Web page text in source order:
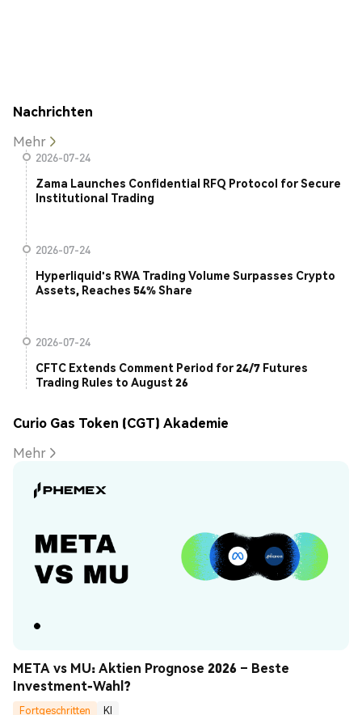
Nachrichten
Mehr
2026-07-24
Zama Launches Confidential RFQ Protocol for Secure
Institutional Trading
2026-07-24
Hyperliquid's RWA Trading Volume Surpasses Crypto
Assets, Reaches 54% Share
2026-07-24
CFTC Extends Comment Period for 24/7 Futures
Trading Rules to August 26
Curio Gas Token (CGT) Akademie
Mehr
META vs MU: Aktien Prognose 2026 – Beste
Investment-Wahl?
Fortgeschritten
KI